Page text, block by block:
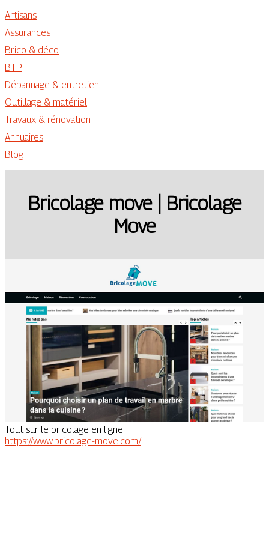
Artisans
Assurances
Brico & déco
BTP
Dépannage & entretien
Outillage & matériel
Travaux & rénovation
Annuaires
Blog
Bricolage move | Bricolage
Move
Tout sur le bricolage en ligne
https://www.bricolage-move.com/